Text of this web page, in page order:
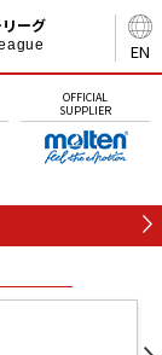
EN
ーグ
OFFICIAL
SUPPLIER